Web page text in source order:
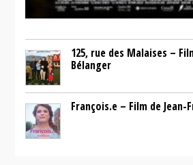
125, rue des Malaises –
Bélanger
François.e – Film de Jean-